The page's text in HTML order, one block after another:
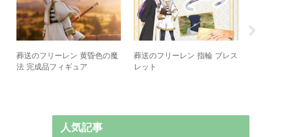
葬送のフリーレン 黄昏色の魔
法 完成品フィギュア
葬送のフリーレン 指輪 ブレス
レット
人気記事